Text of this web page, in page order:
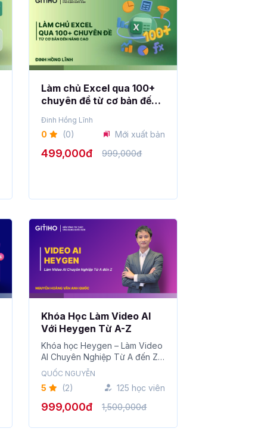
Làm chủ Excel qua 100+
chuyên đề từ cơ bản đến
nâng cao
Đinh Hồng Lĩnh
0 (0) Mới xuất bản
499,000đ 999,000đ
Khóa Học Làm Video AI
Với Heygen Từ A-Z
Khóa học Heygen – Làm Video
AI Chuyên Nghiệp Từ A đến Z
...
QUỐC NGUYỄN
5 (2) 125 học viên
999,000đ 1,500,000đ